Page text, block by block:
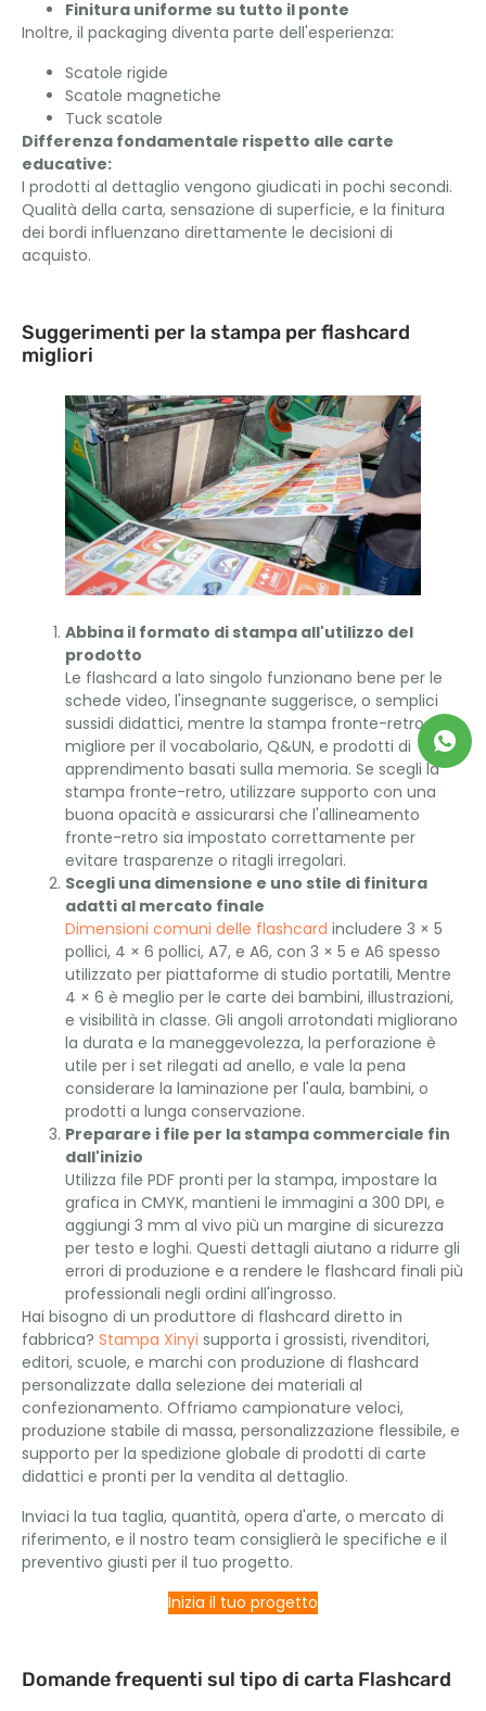
Finitura uniforme su tutto il ponte
Inoltre, il packaging diventa parte dell'esperienza:
Scatole rigide
Scatole magnetiche
Tuck scatole
Differenza fondamentale rispetto alle carte
educative:
I prodotti al dettaglio vengono giudicati in pochi secondi.
Qualità della carta, sensazione di superficie, e la finitura
dei bordi influenzano direttamente le decisioni di
acquisto.
Suggerimenti per la stampa per flashcard
migliori
Abbina il formato di stampa all'utilizzo del
prodotto
Le flashcard a lato singolo funzionano bene per le
schede video, l'insegnante suggerisce, o semplici
sussidi didattici, mentre la stampa fronte-retro è
migliore per il vocabolario, Q&UN, e prodotti di
apprendimento basati sulla memoria. Se scegli la
stampa fronte-retro, utilizzare supporto con una
buona opacità e assicurarsi che l'allineamento
fronte-retro sia impostato correttamente per
evitare trasparenze o ritagli irregolari.
Scegli una dimensione e uno stile di finitura
adatti al mercato finale
Dimensioni comuni delle flashcard includere 3 × 5
pollici, 4 × 6 pollici, A7, e A6, con 3 × 5 e A6 spesso
utilizzato per piattaforme di studio portatili, Mentre
4 × 6 è meglio per le carte dei bambini, illustrazioni,
e visibilità in classe. Gli angoli arrotondati migliorano
la durata e la maneggevolezza, la perforazione è
utile per i set rilegati ad anello, e vale la pena
considerare la laminazione per l'aula, bambini, o
prodotti a lunga conservazione.
Preparare i file per la stampa commerciale fin
dall'inizio
Utilizza file PDF pronti per la stampa, impostare la
grafica in CMYK, mantieni le immagini a 300 DPI, e
aggiungi 3 mm al vivo più un margine di sicurezza
per testo e loghi. Questi dettagli aiutano a ridurre gli
errori di produzione e a rendere le flashcard finali più
professionali negli ordini all'ingrosso.
Hai bisogno di un produttore di flashcard diretto in
fabbrica? Stampa Xinyi supporta i grossisti, rivenditori,
editori, scuole, e marchi con produzione di flashcard
personalizzate dalla selezione dei materiali al
confezionamento. Offriamo campionature veloci,
produzione stabile di massa, personalizzazione flessibile, e
supporto per la spedizione globale di prodotti di carte
didattici e pronti per la vendita al dettaglio.
Inviaci la tua taglia, quantità, opera d'arte, o mercato di
riferimento, e il nostro team consiglierà le specifiche e il
preventivo giusti per il tuo progetto.
Inizia il tuo progetto
Domande frequenti sul tipo di carta Flashcard